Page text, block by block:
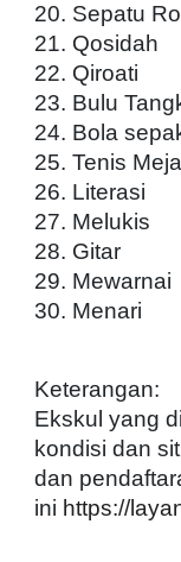
20. Sepatu
21. Qosidah
22. Qiroati
23. Bulu
24. Bola
25. Tenis Meja
26. Literasi
27. Melukis
28. Gitar
29. Mewarnai
30. Menari
Keterangan:
Ekskul yang
kondisi dan
dan
ini https://